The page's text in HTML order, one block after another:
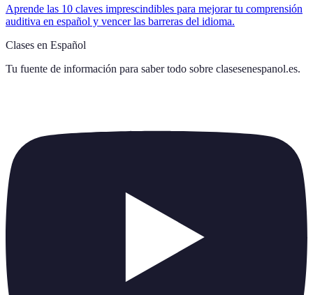
Aprende las 10 claves imprescindibles para mejorar tu comprensión
auditiva en español y vencer las barreras del idioma.
Clases en Español
Tu fuente de información para saber todo sobre clasesenespanol.es.